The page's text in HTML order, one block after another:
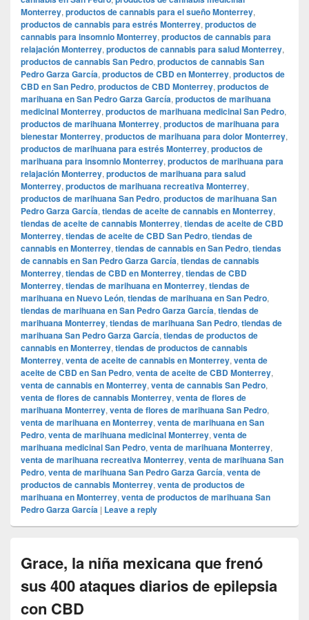
Monterrey, productos de cannabis para el sueño Monterrey,
productos de cannabis para estrés Monterrey, productos de
cannabis para insomnio Monterrey, productos de cannabis para
relajación Monterrey, productos de cannabis para salud Monterrey,
productos de cannabis San Pedro, productos de cannabis San
Pedro Garza García, productos de CBD en Monterrey, productos de
CBD en San Pedro, productos de CBD Monterrey, productos de
marihuana en San Pedro Garza García, productos de marihuana
medicinal Monterrey, productos de marihuana medicinal San Pedro,
productos de marihuana Monterrey, productos de marihuana para
bienestar Monterrey, productos de marihuana para dolor Monterrey,
productos de marihuana para estrés Monterrey, productos de
marihuana para insomnio Monterrey, productos de marihuana para
relajación Monterrey, productos de marihuana para salud
Monterrey, productos de marihuana recreativa Monterrey,
productos de marihuana San Pedro, productos de marihuana San
Pedro Garza García, tiendas de aceite de cannabis en Monterrey,
tiendas de aceite de cannabis Monterrey, tiendas de aceite de CBD
Monterrey, tiendas de aceite de CBD San Pedro, tiendas de
cannabis en Monterrey, tiendas de cannabis en San Pedro, tiendas
de cannabis en San Pedro Garza García, tiendas de cannabis
Monterrey, tiendas de CBD en Monterrey, tiendas de CBD
Monterrey, tiendas de marihuana en Monterrey, tiendas de
marihuana en Nuevo León, tiendas de marihuana en San Pedro,
tiendas de marihuana en San Pedro Garza García, tiendas de
marihuana Monterrey, tiendas de marihuana San Pedro, tiendas de
marihuana San Pedro Garza García, tiendas de productos de
cannabis en Monterrey, tiendas de productos de cannabis
Monterrey, venta de aceite de cannabis en Monterrey, venta de
aceite de CBD en San Pedro, venta de aceite de CBD Monterrey,
venta de cannabis en Monterrey, venta de cannabis San Pedro,
venta de flores de cannabis Monterrey, venta de flores de
marihuana Monterrey, venta de flores de marihuana San Pedro,
venta de marihuana en Monterrey, venta de marihuana en San
Pedro, venta de marihuana medicinal Monterrey, venta de
marihuana medicinal San Pedro, venta de marihuana Monterrey,
venta de marihuana recreativa Monterrey, venta de marihuana San
Pedro, venta de marihuana San Pedro Garza García, venta de
productos de cannabis Monterrey, venta de productos de
marihuana en Monterrey, venta de productos de marihuana San
Pedro Garza García | Leave a reply
Grace, la niña mexicana que frenó
sus 400 ataques diarios de epilepsia
con CBD